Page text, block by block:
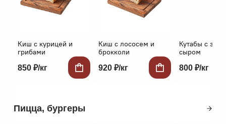
Киш с курицей и
грибами
850 ₽/кг
Киш с лососем и
брокколи
920 ₽/кг
Кутабы с
сыром
800 ₽/кг
Пицца, бургеры